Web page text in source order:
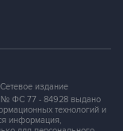
издание
№ ФС 77 - 84928 выдано
технологий и
информация,